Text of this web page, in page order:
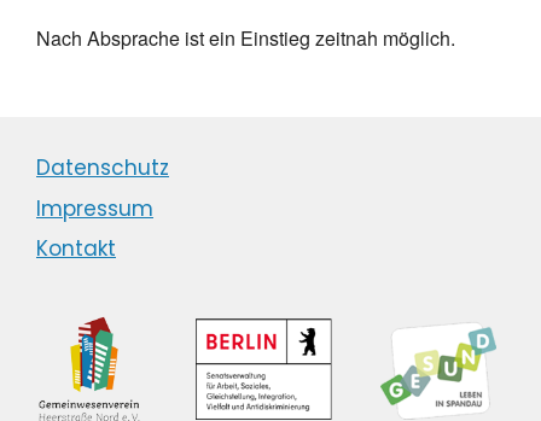
Nach Absprache ist ein Einstieg zeitnah möglich.
Datenschutz
Impressum
Kontakt